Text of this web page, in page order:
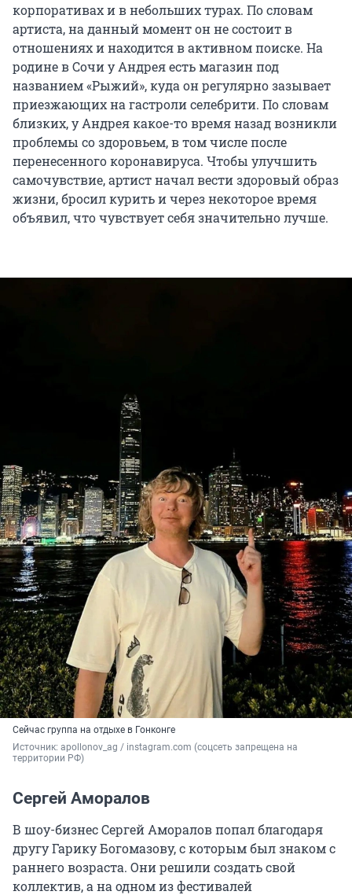
корпоративах и в небольших турах. По словам
артиста, на данный момент он не состоит в
отношениях и находится в активном поиске. На
родине в Сочи у Андрея есть магазин под
названием «Рыжий», куда он регулярно зазывает
приезжающих на гастроли селебрити. По словам
близких, у Андрея какое-то время назад возникли
проблемы со здоровьем, в том числе после
перенесенного коронавируса. Чтобы улучшить
самочувствие, артист начал вести здоровый образ
жизни, бросил курить и через некоторое время
объявил, что чувствует себя значительно лучше.
Сейчас группа на отдыхе в Гонконге
Источник: apollonov_ag / instagram.com (соцсеть запрещена на
территории РФ)
Сергей Аморалов
В шоу-бизнес Сергей Аморалов попал благодаря
другу Гарику Богомазову, с которым был знаком с
раннего возраста. Они решили создать свой
коллектив, а на одном из фестивалей